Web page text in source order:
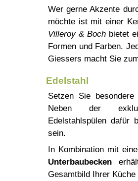
Wer gerne Akzente
möchte ist mit einer
Villeroy & Boch bietet
Formen und Farben.
Giessers macht Sie
Edelstahl
Setzen Sie
Neben der
Edelstahlspülen dafür
sein.
In Kombination mit
Unterbaubecken
Gesamtbild Ihrer Küche